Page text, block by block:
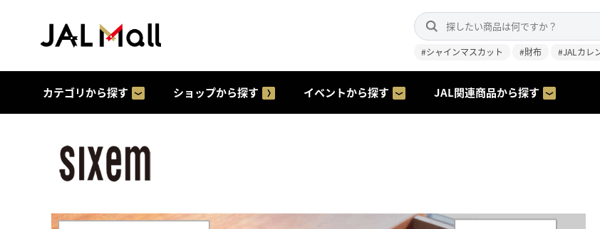
#シャインマスカット #財布 #JALカレ
カテゴリから探す ショップから探す イベントから探す JAL関連商品から探す